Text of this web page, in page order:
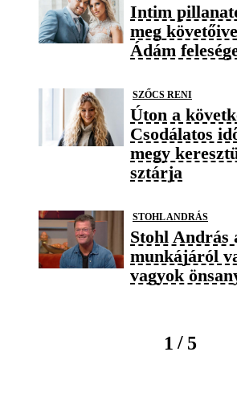
Intim
meg
Ádám
SZŐCS RENI
Úton a
Csodálatos
megy
sztárja
STOHL ANDRÁS
Stohl András
munkájáról
vagyok
1 / 5